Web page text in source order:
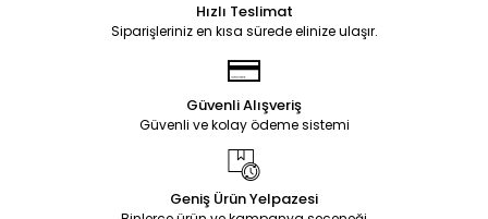
Hızlı Teslimat
Siparişleriniz en kısa sürede elinize ulaşır.
Güvenli Alışveriş
Güvenli ve kolay ödeme sistemi
Geniş Ürün Yelpazesi